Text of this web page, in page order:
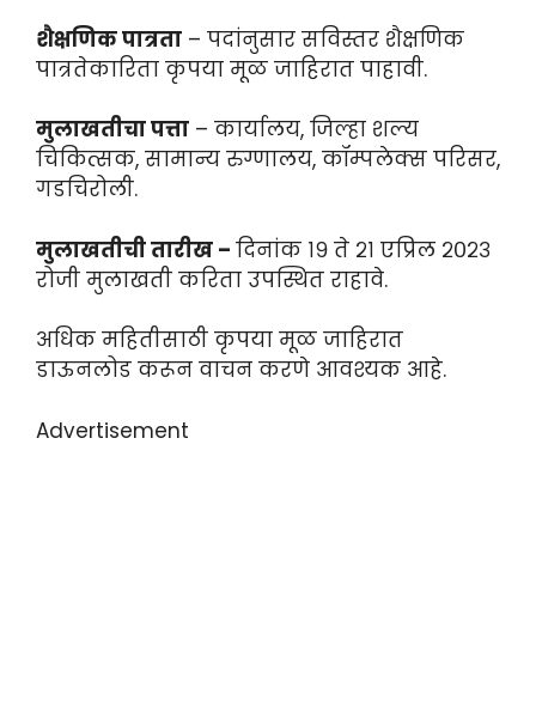
शैक्षणिक पात्रता – पदांनुसार सविस्तर शैक्षणिक
पात्रतेकारिता कृपया मूळ जाहिरात पाहावी.
मुलाखतीचा पत्ता – कार्यालय, जिल्हा शल्य
चिकित्सक, सामान्य रुग्णालय, कॉम्पलेक्स परिसर,
गडचिरोली.
मुलाखतीची तारीख – दिनांक १९ ते २१ एप्रिल २०२३
रोजी मुलाखती करिता उपस्थित राहावे.
अधिक महितीसाठी कृपया मूळ जाहिरात
डाऊनलोड करून वाचन करणे आवश्यक आहे.
Advertisement